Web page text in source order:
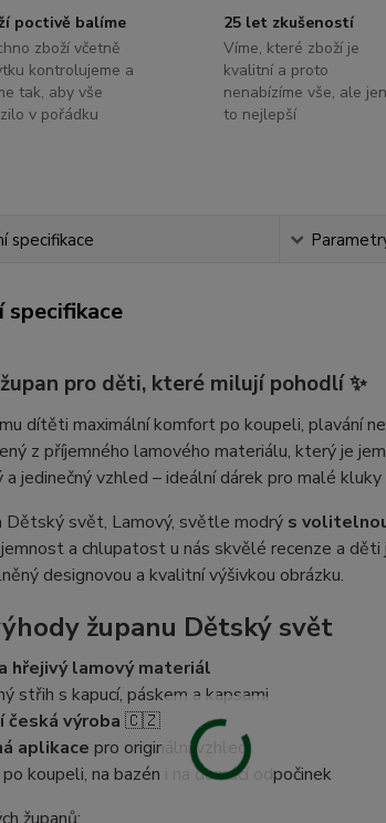
poctivě balíme
zboží včetně
kontrolujeme a
tak, aby vše
v pořádku
25 let zkušeností
Víme, které zboží je
kvalitní a proto
nenabízíme vše, ale jen
to nejlepší
specifikace
specifikace
pro děti, které milují pohodlí✨
dítěti maximální komfort po koupeli, plavání
z příjemného lamového materiálu, který je
a jedinečný vzhled – ideální dárek pro malé kluky
Dětský svět, Lamový, světle modrý s
a chlupatost u nás skvělé recenze a
designovou a kvalitní výšivkou obrázku.
županu Dětský svět
hřejivý lamový materiál
střih s kapucí, páskem a kapsami
česká výroba 🇨🇿
aplikace pro originální vzhled
koupeli, na bazén i na domácí odpočinek